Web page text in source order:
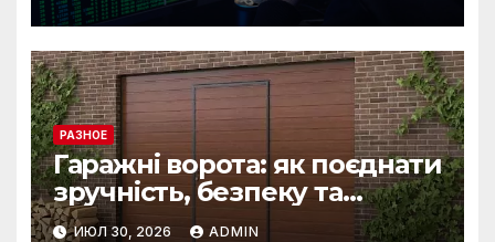
РАЗНОЕ
Гаражні ворота: як поєднати
зручність, безпеку та
довговічність
ИЮЛ 30, 2026 ADMIN